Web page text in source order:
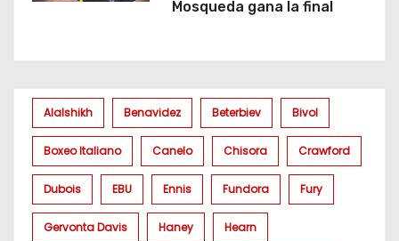
Mosqueda gana la final
Alalshikh Benavidez Beterbiev Bivol
Boxeo Italiano Canelo Chisora Crawford
Dubois EBU Ennis Fundora Fury
Gervonta Davis Haney Hearn